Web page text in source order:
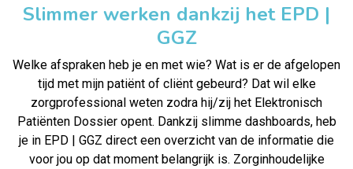
Slimmer werken dankzij het EPD |
GGZ
Welke afspraken heb je en met wie? Wat is er de afgelopen
tijd met mijn patiënt of cliënt gebeurd? Dat wil elke
zorgprofessional weten zodra hij/zij het Elektronisch
Patiënten Dossier opent. Dankzij slimme dashboards, heb
je in EPD | GGZ direct een overzicht van de informatie die
voor jou op dat moment belangrijk is. Zorginhoudelijke